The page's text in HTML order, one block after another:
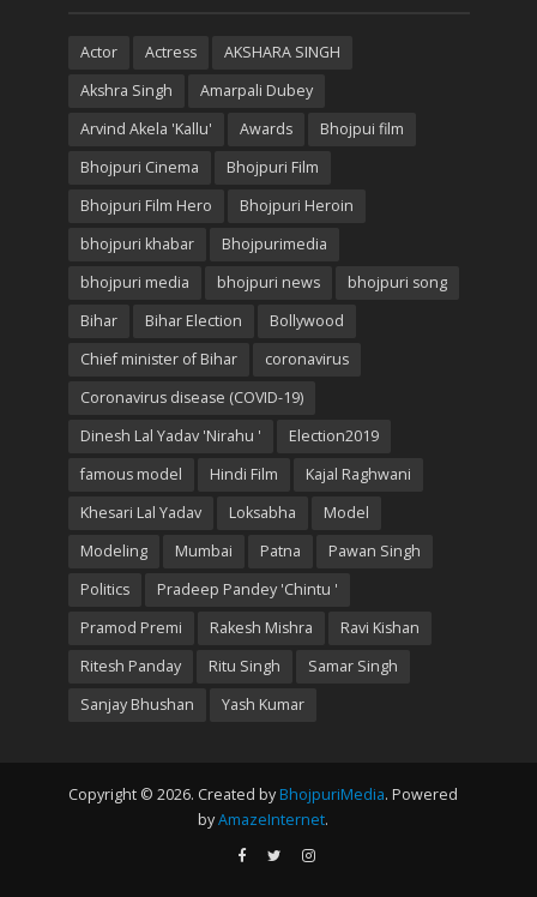
Actor Actress
AKSHARA SINGH
Akshra Singh
Amarpali Dubey
Arvind Akela 'Kallu'
Awards
Bhojpui film
Bhojpuri Cinema
Bhojpuri Film
Bhojpuri Film Hero
Bhojpuri Heroin
bhojpuri khabar
Bhojpurimedia
bhojpuri media
bhojpuri news
bhojpuri song
Bihar
Bihar Election
Bollywood
Chief minister of Bihar
coronavirus
Coronavirus disease (COVID-19)
Dinesh Lal Yadav 'Nirahu '
Election2019
famous model
Hindi Film
Kajal Raghwani
Khesari Lal Yadav
Loksabha
Model
Modeling
Mumbai Patna
Pawan Singh
Politics
Pradeep Pandey 'Chintu '
Pramod Premi
Rakesh Mishra
Ravi Kishan
Ritesh Panday
Ritu Singh
Samar Singh
Sanjay Bhushan
Yash Kumar
Copyright © 2026. Created by BhojpuriMedia. Powered
byAmazeInternet.